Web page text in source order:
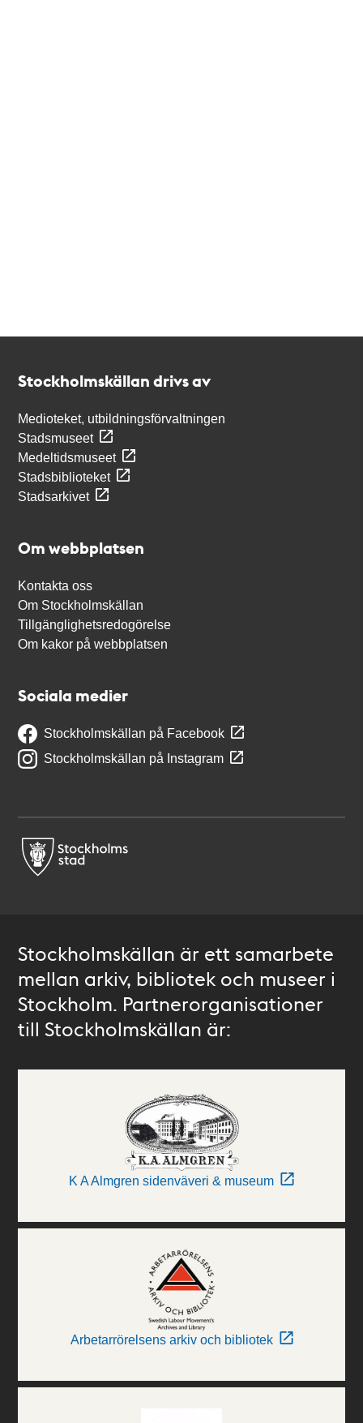
Stockholmskällan drivs av
Medioteket, utbildningsförvaltningen
Stadsmuseet
Medeltidsmuseet
Stadsbiblioteket
Stadsarkivet
Om webbplatsen
Kontakta oss
Om Stockholmskällan
Tillgänglighetsredogörelse
Om kakor på webbplatsen
Sociala medier
Stockholmskällan på Facebook
Stockholmskällan på Instagram
Stockholmskällan är ett samarbete
mellan arkiv, bibliotek och museer i
Stockholm. Partnerorganisationer
till Stockholmskällan är:
K A Almgren sidenväveri & museum
Arbetarrörelsens arkiv och bibliotek